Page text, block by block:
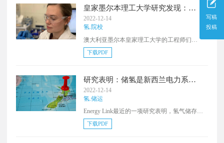
写稿
投稿
交通领域占据主要氢能消纳场景，占比98%以
上。在产业专利申请方面，深圳占据广东省
氢能与燃料电池产业专利申请中排名第一。
2015年以来，深圳氢能企业进入申请高速增
长期，2019年平均年增长率达到51.21%，企
业专利比例达到77.29%。专利申请量集中在
质子交换膜燃料电池环节。
皇家墨尔本理工大学研究发现：声
波将绿氢生产提高了14倍
2022-12-14
氢.院校
澳大利亚墨尔本皇家理工大学的工程师们表
示，通过在电解过程中使用高频振动，该团
队成功地释放了比标准电解技术多达14倍的
教授强调，该团队的创新可以解决电解器材
料的成本变化，消除了使用腐蚀性电解质和
昂贵电极的需要。“随着声波使从水中提取氢
气变得更加容易，消除了使用腐蚀性电解质
和昂贵的电极的必要性。”
下载PDF
研究表明：储氢是新西兰电力系统
去碳化的关键解决方案
2022-12-14
氢.储运
Energy Link最近的一项研究表明，氢气储存可
能是使新西兰电力系统完全脱碳的最佳选
择。旱年解决方案的储氢报告发现，与新西
下载PDF